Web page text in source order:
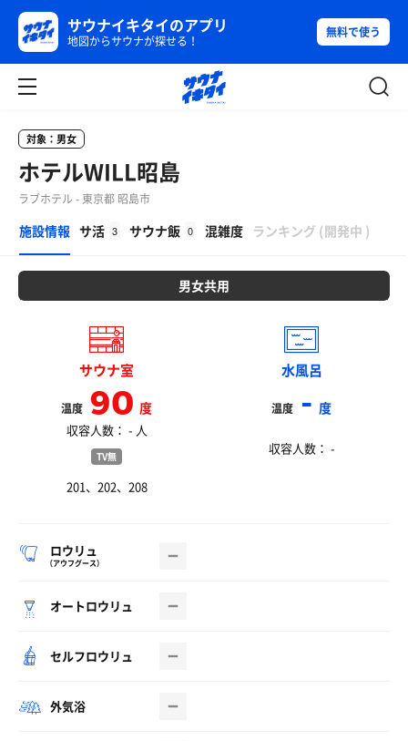
サウナイキタイのアプリ
地図からサウナが探せる！
無料で使う
対象：男女
ホテルWILL昭島
ラブホテル - 東京都 昭島市
施設情報 サ活 3 サウナ飯 0 混雑度 ランキング (開発中 )
男女共用
サウナ室
温度 90度
収容人数： - 人
TV無
201、202、208
水風呂
温度 -度
収容人数： -
ロウリュ
（アウフグース）
オートロウリュ
セルフロウリュ
外気浴